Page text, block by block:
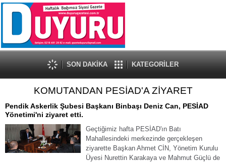
SON DAKİKA KATEGORİLER
KOMUTANDAN PESİAD'A ZİYARET
Pendik Askerlik Şubesi Başkanı Binbaşı Deniz Can, PESİAD
Yönetimi'ni ziyaret etti.
Geçtiğimiz hafta PESİAD'ın Batı
Mahallesindeki merkezinde gerçekleşen
ziyarette Başkan Ahmet CİN, Yönetim Kurulu
Üyesi Nurettin Karakaya ve Mahmut Güçlü de